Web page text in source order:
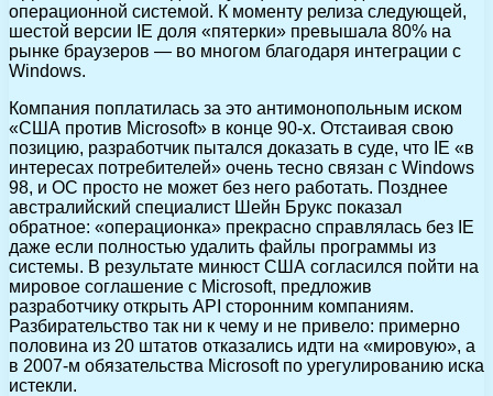
операционной системой. К моменту релиза следующей,
шестой версии IE доля «пятерки» превышала 80% на
рынке браузеров — во многом благодаря интеграции с
Windows.
Компания поплатилась за это антимонопольным иском
«США против Microsoft» в конце 90-х. Отстаивая свою
позицию, разработчик пытался доказать в суде, что IE «в
интересах потребителей» очень тесно связан с Windows
98, и ОС просто не может без него работать. Позднее
австралийский специалист Шейн Брукс показал
обратное: «операционка» прекрасно справлялась без IE
даже если полностью удалить файлы программы из
системы. В результате минюст США согласился пойти на
мировое соглашение с Microsoft, предложив
разработчику открыть API сторонним компаниям.
Разбирательство так ни к чему и не привело: примерно
половина из 20 штатов отказались идти на «мировую», а
в 2007-м обязательства Microsoft по урегулированию иска
истекли.